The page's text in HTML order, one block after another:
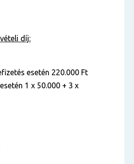
díj:
esetén 220.000 Ft
1 x 50.000 + 3 x